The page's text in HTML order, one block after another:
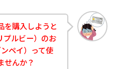
を購入しようと
プルビー）のお
ペイ）って使
せんか？